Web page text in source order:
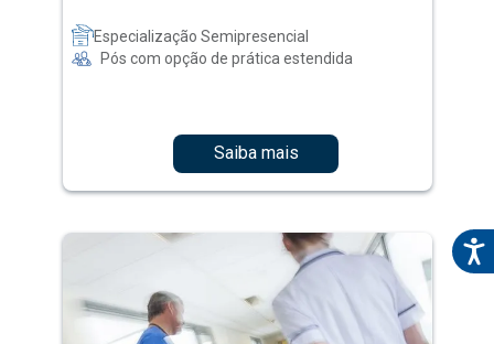
Especialização Semipresencial
Pós com opção de prática estendida
Saiba mais